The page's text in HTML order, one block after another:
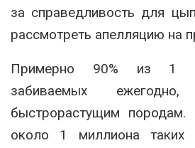
за справедливость для
рассмотреть апелляцию на
Примерно 90% из 1
забиваемых
быстрорастущим
около 1 миллиона таких